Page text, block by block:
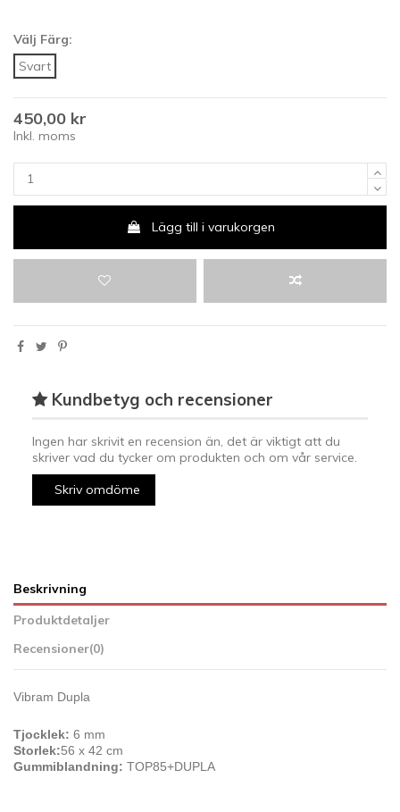
Välj Färg:
Svart
450,00 kr
Inkl. moms
Lägg till i varukorgen
Kundbetyg och recensioner
Ingen har skrivit en recension än, det är viktigt att du
skriver vad du tycker om produkten och om vår service.
Skriv omdöme
Beskrivning
Produktdetaljer
Recensioner(0)
Vibram Dupla
Tjocklek: 6 mm
Storlek:56 x 42 cm
Gummiblandning: TOP85+DUPLA